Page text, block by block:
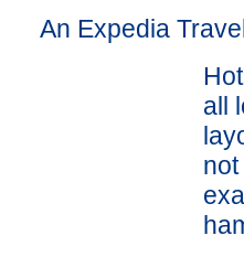
An Expedia
all